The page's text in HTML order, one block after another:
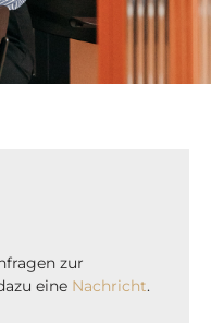
zur
eine Nachricht.